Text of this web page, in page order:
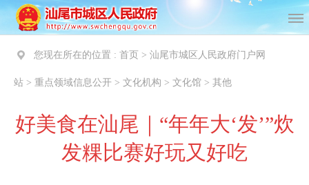
您现在所在的位置 : 首页 > 汕尾市城区人民政府门户网
站 > 重点领域信息公开 > 文化机构 > 文化馆 > 其他
好美食在汕尾｜“年年大‘发’”炊
发粿比赛好玩又好吃